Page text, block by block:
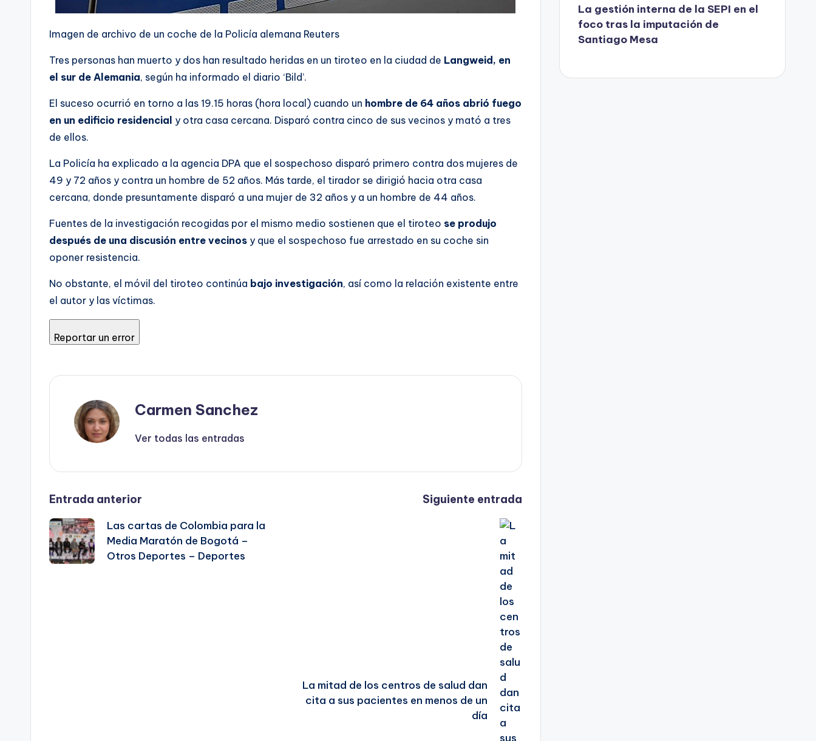
Imagen de archivo de un coche de la Policía alemana Reuters
Tres personas han muerto y dos han resultado heridas en un tiroteo en la ciudad de Langweid, en
el sur de Alemania, según ha informado el diario ‘Bild’.
El suceso ocurrió en torno a las 19.15 horas (hora local) cuando un hombre de 64 años abrió fuego
en un edificio residencial y otra casa cercana. Disparó contra cinco de sus vecinos y mató a tres
de ellos.
La Policía ha explicado a la agencia DPA que el sospechoso disparó primero contra dos mujeres de
49 y 72 años y contra un hombre de 52 años. Más tarde, el tirador se dirigió hacia otra casa
cercana, donde presuntamente disparó a una mujer de 32 años y a un hombre de 44 años.
Fuentes de la investigación recogidas por el mismo medio sostienen que el tiroteo se produjo
después de una discusión entre vecinos y que el sospechoso fue arrestado en su coche sin
oponer resistencia.
No obstante, el móvil del tiroteo continúa bajo investigación, así como la relación existente entre
el autor y las víctimas.
Reportar un error
Carmen Sanchez
Ver todas las entradas
Navegación
de
entradas
Entrada anterior
Las cartas de Colombia para la
Media Maratón de Bogotá –
Otros Deportes – Deportes
Siguiente entrada
La mitad de los centros de salud dan
cita a sus pacientes en menos de un
día
La gestión interna de la SEPI en el
foco tras la imputación de
Santiago Mesa